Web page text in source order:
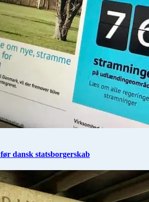
dansk statsborgerskab